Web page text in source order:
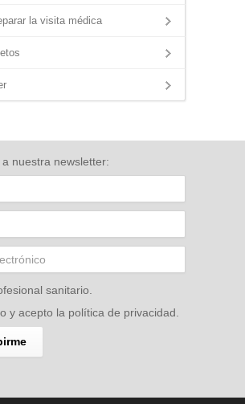
la visita médica
nuestra newsletter:
sanitario.
y acepto la política de privacidad.